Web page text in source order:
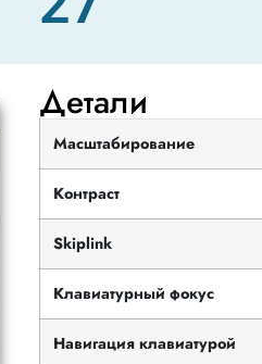
Детали
Масштабирование
Контраст
Skiplink
Клавиатурный фокус
Навигация клавиатурой